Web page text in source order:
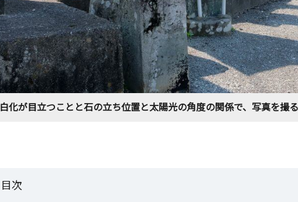
白化が目立つことと石の立ち位置と太陽光の角度の関係で、写真を撮
目次